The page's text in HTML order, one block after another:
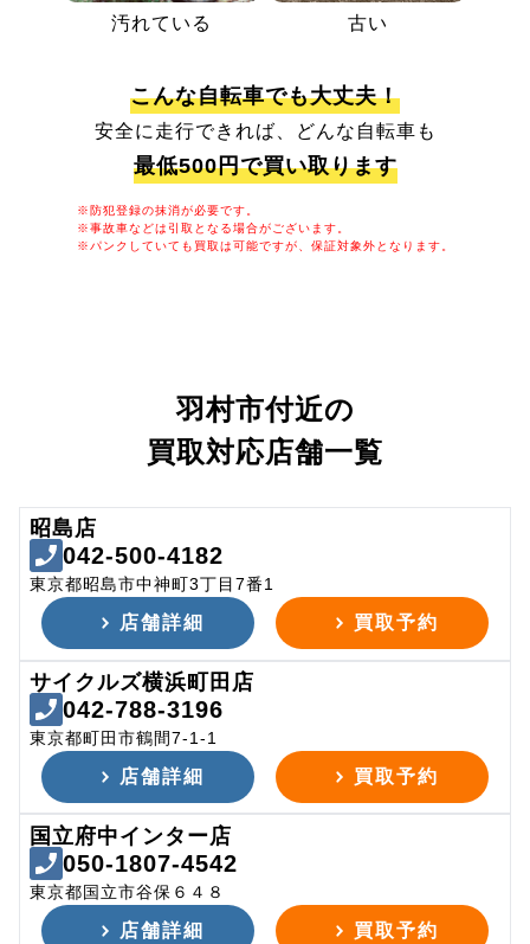
汚れている 古い
こんな自転車でも大丈夫！
安全に走行できれば、どんな自転車も
最低500円で買い取ります
※防犯登録の抹消が必要です。
※事故車などは引取となる場合がございます。
※パンクしていても買取は可能ですが、保証対象外となります。
羽村市付近の
買取対応店舗一覧
昭島店
042-500-4182
東京都昭島市中神町3丁目7番1
店舗詳細 買取予約
サイクルズ横浜町田店
042-788-3196
東京都町田市鶴間7-1-1
店舗詳細 買取予約
国立府中インター店
050-1807-4542
東京都国立市谷保６４８
店舗詳細 買取予約